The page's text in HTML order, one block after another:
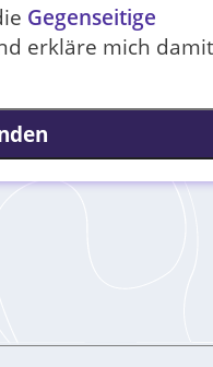
Gegenseitige
erkläre mich damit